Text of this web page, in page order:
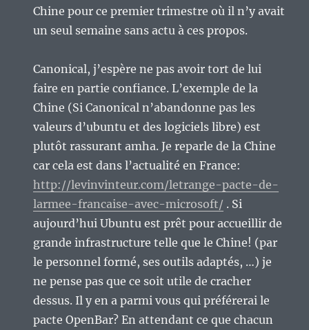
Chine pour ce premier trimestre où il n’y avait
un seul semaine sans actu à ces propos.
Canonical, j’espère ne pas avoir tort de lui
faire en partie confiance. L’exemple de la
Chine (Si Canonical n’abandonne pas les
valeurs d’ubuntu et des logiciels libre) est
plutôt rassurant amha. Je reparle de la Chine
car cela est dans l’actualité en France:
http://levinvinteur.com/letrange-pacte-de-
larmee-francaise-avec-microsoft/ . Si
aujourd’hui Ubuntu est prêt pour accueillir de
grande infrastructure telle que le Chine! (par
le personnel formé, ses outils adaptés, …) je
ne pense pas que ce soit utile de cracher
dessus. Il y en a parmi vous qui préférerai le
pacte OpenBar? En attendant ce que chacun